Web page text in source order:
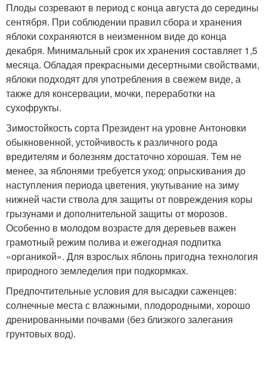
Плоды созревают в период с конца августа до середины
сентября. При соблюдении правил сбора и хранения
яблоки сохраняются в неизменном виде до конца
декабря. Минимальный срок их хранения составляет 1,5
месяца. Обладая прекрасными десертными свойствами,
яблоки подходят для употребления в свежем виде, а
также для консервации, мочки, переработки на
сухофрукты.
Зимостойкость сорта Президент на уровне Антоновки
обыкновенной, устойчивость к различного рода
вредителям и болезням достаточно хорошая. Тем не
менее, за яблонями требуется уход: опрыскивания до
наступления периода цветения, укутывание на зиму
нижней части ствола для защиты от повреждения коры
грызунами и дополнительной защиты от морозов.
Особенно в молодом возрасте для деревьев важен
грамотный режим полива и ежегодная подпитка
«органикой». Для взрослых яблонь пригодна технология
природного земледелия при подкормках.
Предпочтительные условия для высадки саженцев:
солнечные места с влажными, плодородными, хорошо
дренированными почвами (без близкого залегания
грунтовых вод).